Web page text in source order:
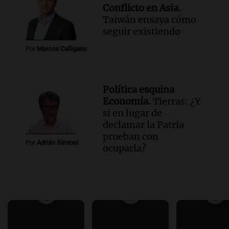
Por Marcos Calligaris
Conflicto en Asia.
Taiwán ensaya cómo
seguir existiendo
Por Adrián Simioni
Política esquina
Economía. Tierras: ¿Y
si en lugar de
declamar la Patria
prueban con
ocuparla?